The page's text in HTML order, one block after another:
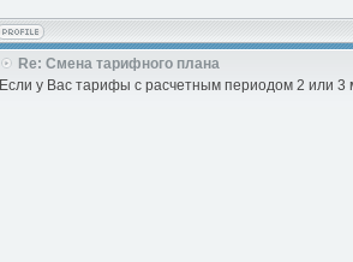
Re: Смена тарифного плана
Если у Вас тарифы с расчетным периодом 2 или 3